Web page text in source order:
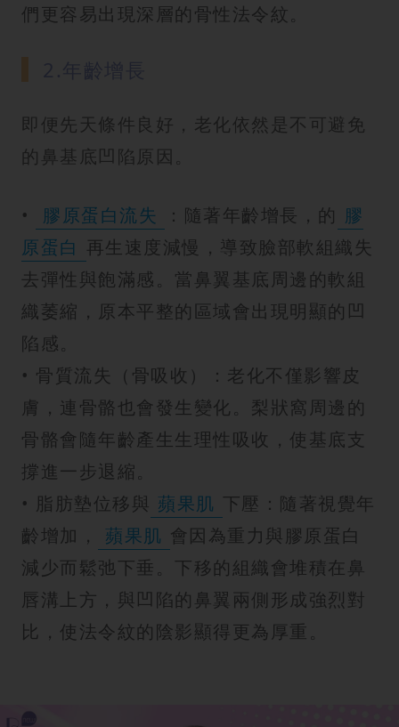
們更容易出現深層的骨性法令紋。
即便先天條件良好，老化依然是不可避免
的鼻基底凹陷原因。
• 膠原蛋白流失 ：隨著年齡增長，的 膠
原蛋白 再生速度減慢，導致臉部軟組織失
去彈性與飽滿感。當鼻翼基底周邊的軟組
織萎縮，原本平整的區域會出現明顯的凹
陷感。
• 骨質流失（骨吸收）：老化不僅影響皮
膚，連骨骼也會發生變化。梨狀窩周邊的
骨骼會隨年齡產生生理性吸收，使基底支
撐進一步退縮。
• 脂肪墊位移與 蘋果肌 下壓：隨著視覺年
齡增加，
蘋果肌 會因為重力與膠原蛋白
減少而鬆弛下垂。下移的組織會堆積在鼻
唇溝上方，與凹陷的鼻翼兩側形成強烈對
比，使法令紋的陰影顯得更為厚重。